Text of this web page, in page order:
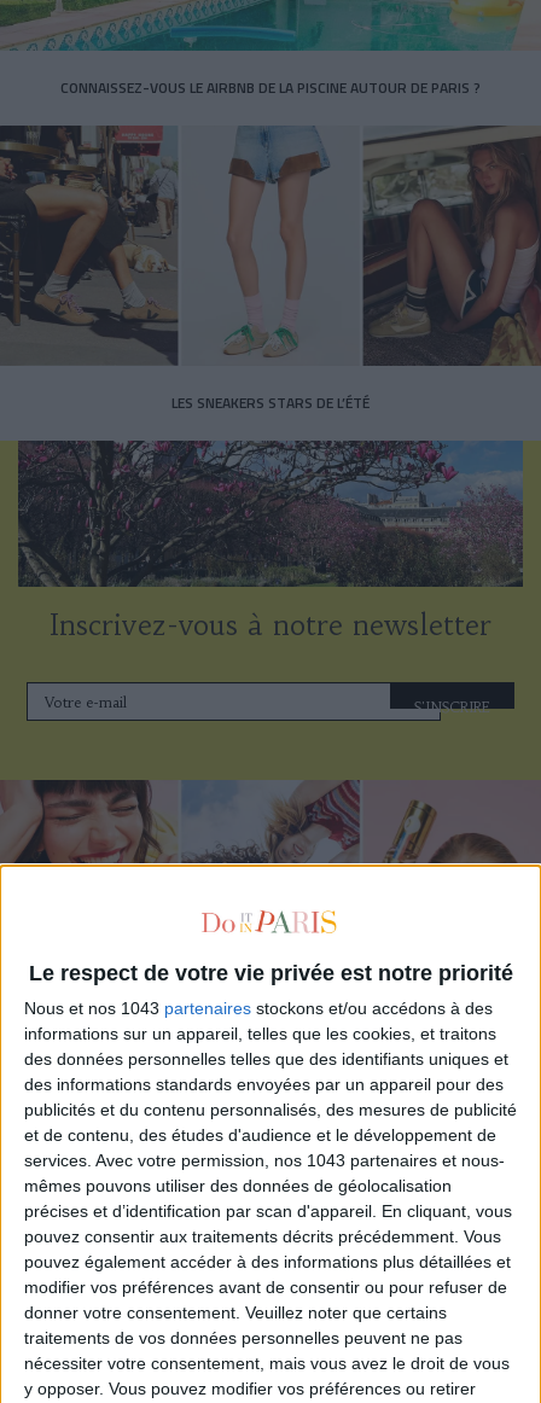
Le respect de votre vie privée est notre priorité
Nous et nos 1043 partenaires stockons et/ou accédons à des
informations sur un appareil, telles que les cookies, et traitons
des données personnelles telles que des identifiants uniques et
des informations standards envoyées par un appareil pour des
publicités et du contenu personnalisés, des mesures de publicité
et de contenu, des études d'audience et le développement de
services. Avec votre permission, nos 1043 partenaires et nous-
mêmes pouvons utiliser des données de géolocalisation
précises et d’identification par scan d'appareil. En cliquant, vous
pouvez consentir aux traitements décrits précédemment. Vous
pouvez également accéder à des informations plus détaillées et
modifier vos préférences avant de consentir ou pour refuser de
donner votre consentement. Veuillez noter que certains
traitements de vos données personnelles peuvent ne pas
nécessiter votre consentement, mais vous avez le droit de vous
y opposer. Vous pouvez modifier vos préférences ou retirer
CONNAISSEZ-VOUS LE AIRBNB DE LA PISCINE AUTOUR DE PARIS ?
LES SNEAKERS STARS DE L’ÉTÉ
Inscrivez-vous à notre newsletter
S'INSCRIRE
ADOPT PARFUMS RÉVOLUTIONNE LA PARFUMERIE MADE IN FRANCE À PETIT PRIX
TOUT CE QUE VOUS DEVEZ FAIRE À PARIS EN AOÛT